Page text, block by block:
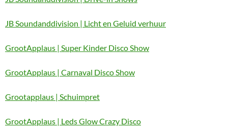
JB Soundanddivision | Licht en Geluid verhuur
GrootApplaus | Super Kinder Disco Show
GrootApplaus | Carnaval Disco Show
Grootapplaus | Schuimpret
GrootApplaus | Leds Glow Crazy Disco